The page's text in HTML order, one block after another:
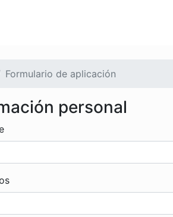
Formulario de aplicación
personal